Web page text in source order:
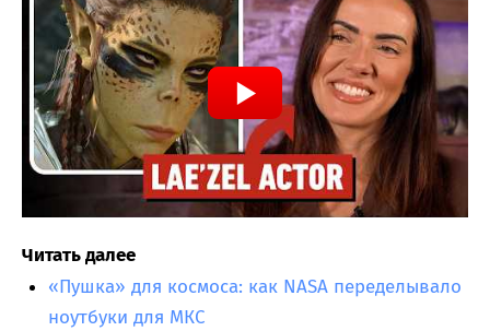
Читать далее
«Пушка» для космоса: как NASA переделывало
ноутбуки для МКС